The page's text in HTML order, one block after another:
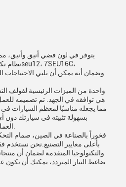
يتوفر في لون فضي أنيق وأنيق،
واحدة من الميزات الرئيسية لفولف
مما يجعله مناسبًا لمعظم السيارات
بسهولة تثبيته في سيارتك دون
فخوراً بالصناعة في الصين، صمام
بأعلى معايير التصنيع.نحن نستخدم
والتكنولوجيا المتقدمة لضمان أن
ضاغط التيار المتردد، يمكنك أن